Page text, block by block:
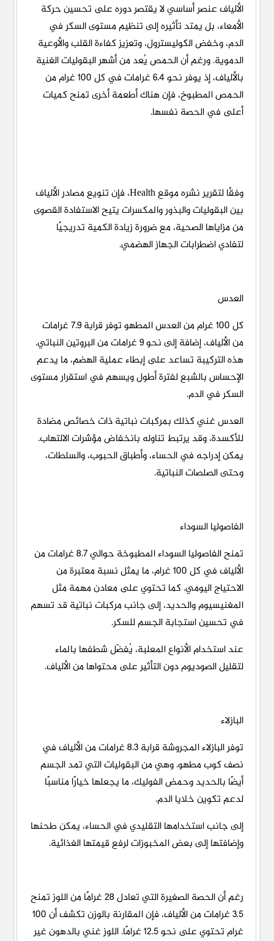
الألياف عنصر أساسي لا يقتصر دوره على تحسين حركة
الأمعاء، بل يمتد تأثيره إلى تنظيم مستوى السكر في
الدم، وخفض الكوليسترول، وتعزيز كفاءة القلب والأوعية
الدموية. ورغم أن الحمص يُعد من أشهر البقوليات الغنية
بالألياف، إذ يوفر نحو 6.4 غرامات في كل 100 غرام من
الحمص المطبوخ، فإن هناك أطعمة أخرى تمنح كميات
أعلى في الحصة نفسها.
وفقًا لتقرير نشره موقع Health، فإن تنويع مصادر الألياف
بين البقوليات والبذور والمكسرات يتيح الاستفادة القصوى
من مزاياها الصحية، مع ضرورة زيادة الكمية تدريجيًا
لتفادي اضطرابات الجهاز الهضمي.
العدس
كل 100 غرام من العدس المطهو توفر قرابة 7.9 غرامات
من الألياف، إضافة إلى نحو 9 غرامات من البروتين النباتي.
هذه التركيبة تساعد على إبطاء عملية الهضم، ما يدعم
الإحساس بالشبع لفترة أطول ويسهم في استقرار مستوى
السكر في الدم.
العدس غني كذلك بمركبات نباتية ذات خصائص مضادة
للأكسدة، وقد يرتبط تناوله بانخفاض مؤشرات الالتهاب.
يمكن إدراجه في الحساء، وأطباق الحبوب، والسلطات،
وحتى الصلصات النباتية.
الفاصوليا السوداء
تمنح الفاصوليا السوداء المطبوخة حوالي 8.7 غرامات من
الألياف في كل 100 غرام، ما يمثل نسبة معتبرة من
الاحتياج اليومي. كما تحتوي على معادن مهمة مثل
المغنيسيوم والحديد، إلى جانب مركبات نباتية قد تسهم
في تحسين استجابة الجسم للسكر.
عند استخدام الأنواع المعلبة، يُفضّل شطفها بالماء
لتقليل الصوديوم دون التأثير على محتواها من الألياف.
البازلاء
توفر البازلاء المجروشة قرابة 8.3 غرامات من الألياف في
نصف كوب مطهو. وهي من البقوليات التي تمد الجسم
أيضًا بالحديد وحمض الفوليك، ما يجعلها خيارًا مناسبًا
لدعم تكوين خلايا الدم.
إلى جانب استخدامها التقليدي في الحساء، يمكن طحنها
وإضافتها إلى بعض المخبوزات لرفع قيمتها الغذائية.
رغم أن الحصة الصغيرة التي تعادل 28 غرامًا من اللوز تمنح
3.5 غرامات من الألياف، فإن المقارنة بالوزن تكشف أن 100
غرام تحتوي على نحو 12.5 غرامًا. اللوز غني بالدهون غير